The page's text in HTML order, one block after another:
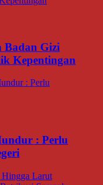
Badan Gizi
Kepentingan
: Perlu